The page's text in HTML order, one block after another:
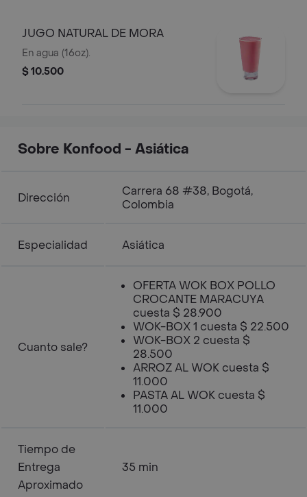
JUGO NATURAL DE MORA
En agua (16oz).
$ 10.500
Sobre Konfood - Asiática
Dirección
Carrera 68 #38, Bogotá,
Colombia
Especialidad Asiática
Cuanto sale?
OFERTA WOK BOX POLLO
CROCANTE MARACUYA
cuesta $ 28.900
WOK-BOX 1 cuesta $ 22.500
WOK-BOX 2 cuesta $
28.500
ARROZ AL WOK cuesta $
11.000
PASTA AL WOK cuesta $
11.000
Tiempo de
Entrega
Aproximado
35 min